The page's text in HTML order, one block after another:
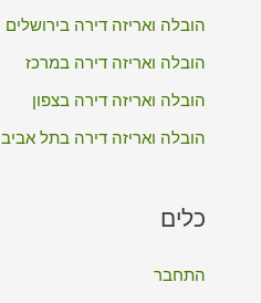
הובלה ואריזה דירה בירושלים
הובלה ואריזה דירה במרכז
הובלה ואריזה דירה בצפון
הובלה ואריזה דירה בתל אביב
כלים
התחבר